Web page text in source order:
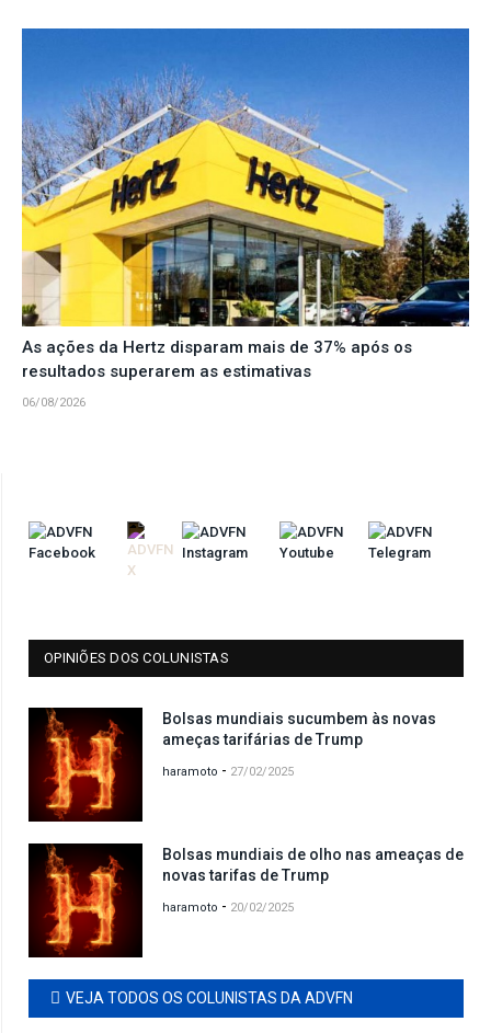
As ações da Hertz disparam mais de 37% após os
resultados superarem as estimativas
06/08/2026
OPINIÕES DOS COLUNISTAS
Bolsas mundiais sucumbem às novas
ameças tarifárias de Trump
haramoto - 27/02/2025
Bolsas mundiais de olho nas ameaças de
novas tarifas de Trump
haramoto - 20/02/2025
VEJA TODOS OS COLUNISTAS DA ADVFN